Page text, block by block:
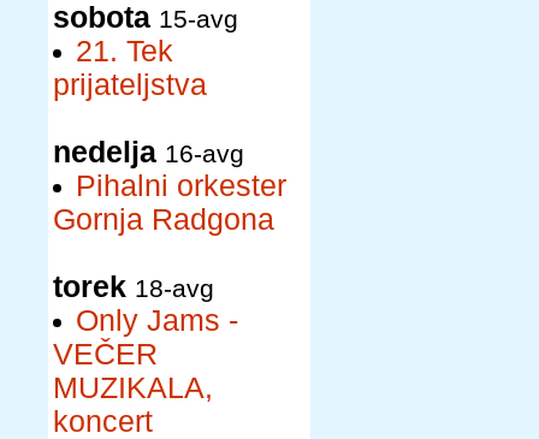
sobota 15-avg
21. Tek
prijateljstva
nedelja 16-avg
Pihalni orkester
Gornja Radgona
torek 18-avg
Only Jams -
VEČER
MUZIKALA,
koncert